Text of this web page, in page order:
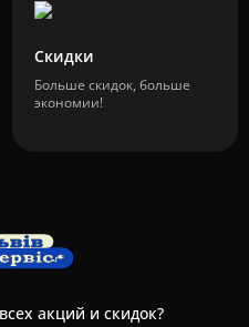
Скидки
Больше скидок, больше
экономии!
акций и скидок?